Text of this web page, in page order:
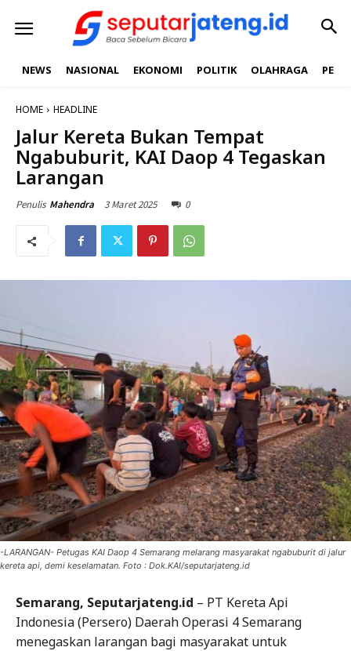
NEWS NASIONAL EKONOMI POLITIK OLAHRAGA
HOME HEADLINE
Jalur Kereta Bukan Tempat
Ngabuburit, KAI Daop 4 Tegaskan
Larangan
Penulis Mahendra 3 Maret 2025 0
-LARANGAN- Petugas KAI Daop 4 Semarang melarang masyarakat ngabuburit di jalur
kereta api, demi keselamatan. Foto : Dok.KAI/seputarjateng.id
Semarang, Seputarjateng.id – PT Kereta Api
Indonesia (Persero) Daerah Operasi 4 Semarang
menegaskan larangan bagi masyarakat untuk